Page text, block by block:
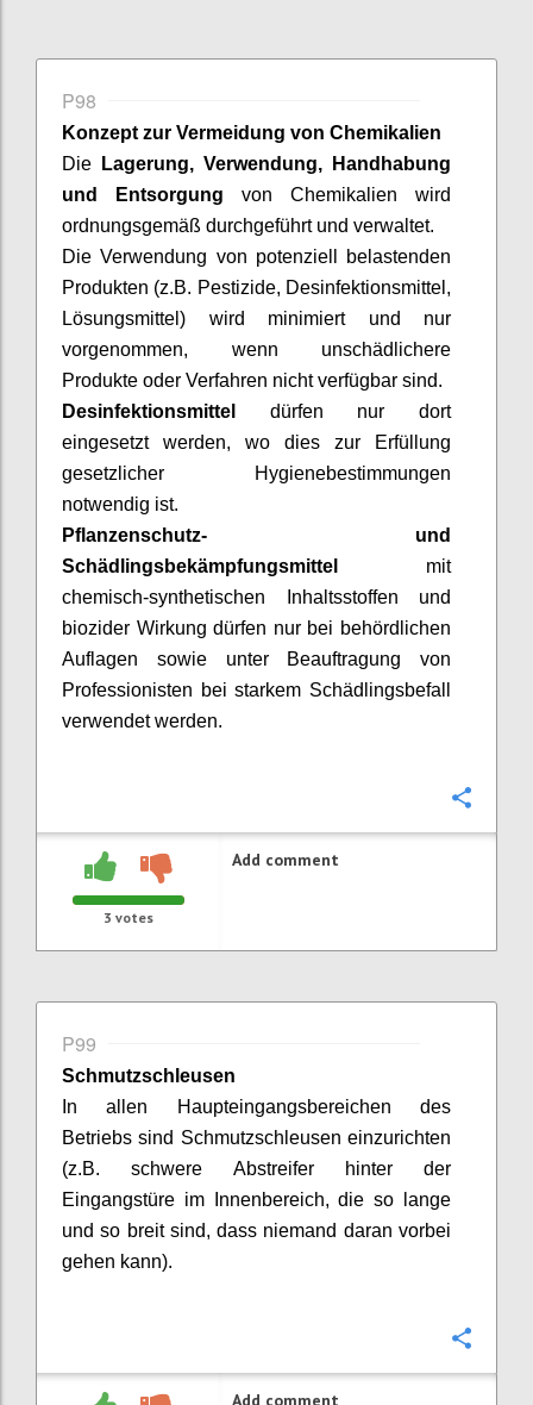
P98
Konzept zur Vermeidung von Chemikalien
Die
Lagerung, Verwendung, Handhabung
und Entsorgung von Chemikalien wird
ordnungsgemäß durchgeführt und verwaltet.
Die Verwendung von potenziell belastenden
Produkten (z.B. Pestizide, Desinfektionsmittel,
Lösungsmittel) wird minimiert und nur
vorgenommen, wenn unschädlichere
Produkte oder Verfahren nicht verfügbar sind.
Desinfektionsmittel
dürfen nur dort
eingesetzt werden, wo dies zur Erfüllung
gesetzlicher Hygienebestimmungen
notwendig ist.
Pflanzenschutz- und
Schädlingsbekämpfungsmittel
mit
chemisch-synthetischen Inhaltsstoffen und
biozider Wirkung dürfen nur bei behördlichen
Auflagen sowie unter Beauftragung von
Professionisten bei starkem Schädlingsbefall
verwendet werden.
3 votes
Add comment
P99
Schmutzschleusen
In allen Haupteingangsbereichen des
Betriebs sind Schmutzschleusen einzurichten
(z.B. schwere Abstreiferhinter der
Eingangstüre im Innenbereich, die so lange
und so breit sind, dass niemand daran vorbei
gehen kann).
Add comment